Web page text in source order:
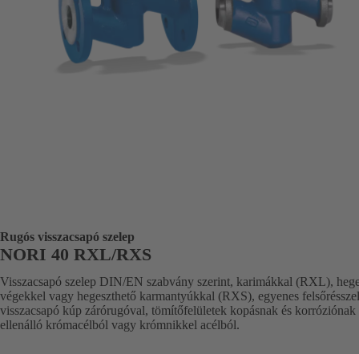
Rugós visszacsapó szelep
NORI 40 RXL/RXS
Visszacsapó szelep DIN/EN szabvány szerint, karimákkal (RXL),
végekkel vagy hegeszthető karmantyúkkal (RXS), egyenes
visszacsapó kúp zárórugóval, tömítőfelületek kopásnak és korróziónak
ellenálló krómacélból vagy krómnikkel acélból.